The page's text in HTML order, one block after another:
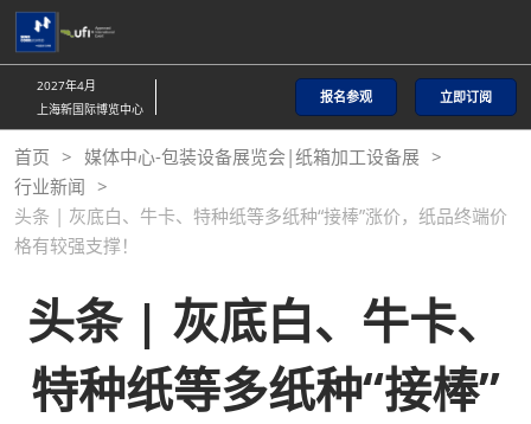
直
接
跳
至
内
容
2027年4月
上海新国际博览中心
报名参观 立即订阅
首页
媒体中心-包装设备展览会|纸箱加工设备展
行业新闻
头条 | 灰底白、牛卡、特种纸等多纸种“接棒”涨价，纸品终端价
格有较强支撑！
头条 | 灰底白、牛卡、
特种纸等多纸种“接棒”